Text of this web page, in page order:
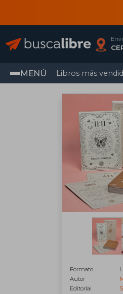
MENÚ Libros más
Formato
Autor
Editorial